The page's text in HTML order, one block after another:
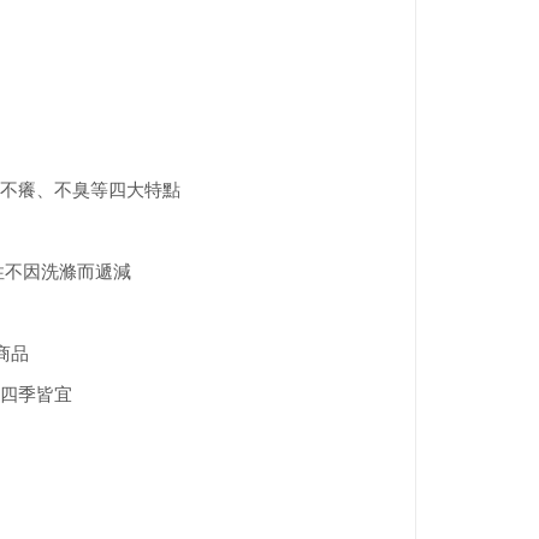
癢、不臭等四大特點
因洗滌而遞減
品
季皆宜